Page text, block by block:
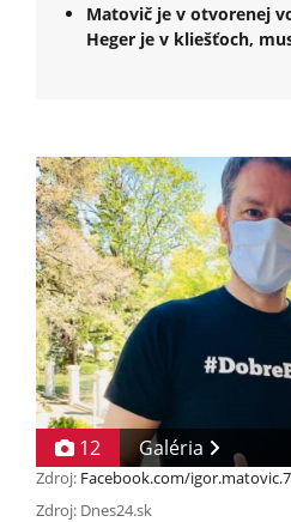
Matovič je v otvorenej
Heger je v kliešťoch,
12 Galéria
Zdroj: Facebook.com/igor.matovic.7
Zdroj: Dnes24.sk